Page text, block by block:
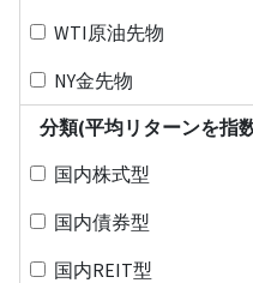
WTI原油先物
NY金先物
分類(平均リターンを指
国内株式型
国内債券型
国内REIT型